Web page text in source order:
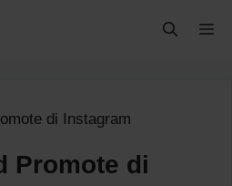
di Instagram
Promote di